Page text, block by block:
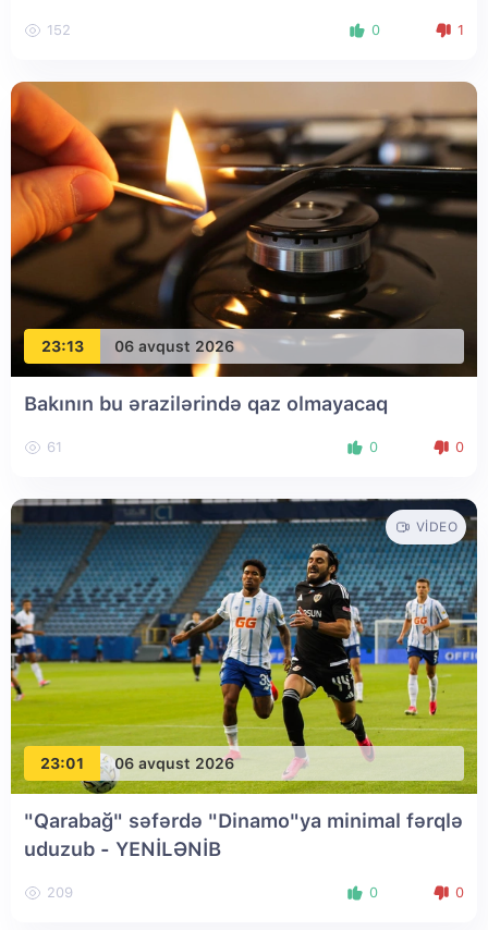
152 0 1
23:13 06 avqust 2026
Bakının bu ərazilərində qaz olmayacaq
61 0 0
23:01 06 avqust 2026
VIDEO
"Qarabağ" səfərdə "Dinamo"ya minimal fərqlə
uduzub - YENİLƏNİB
209 0 0